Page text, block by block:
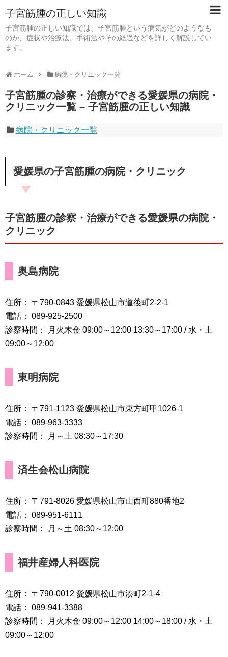
子宮筋腫の正しい知識
子宮筋腫の正しい知識では、子宮筋腫という病気がどのようなも
のか、症状や治療法、手術法やその経過などを詳しく解説してい
ます。
ホーム 病院・クリニック一覧
子宮筋腫の診察・治療ができる愛媛県の病院・
クリニック一覧 – 子宮筋腫の正しい知識
病院・クリニック一覧
愛媛県の子宮筋腫の病院・クリニック
子宮筋腫の診察・治療ができる愛媛県の病院・
クリニック
奥島病院
住所： 〒790-0843 愛媛県松山市道後町2-2-1
電話： 089-925-2500
診察時間： 月火木金 09:00～12:00 13:30～17:00 / 水・土
09:00～12:00
東明病院
住所： 〒791-1123 愛媛県松山市東方町甲1026-1
電話： 089-963-3333
診察時間： 月～土 08:30～17:30
済生会松山病院
住所： 〒791-8026 愛媛県松山市山西町880番地2
電話： 089-951-6111
診察時間： 月～土 08:30～12:00
福井産婦人科医院
住所： 〒790-0012 愛媛県松山市湊町2-1-4
電話： 089-941-3388
診察時間： 月火木金 09:00～12:00 14:00～18:00 / 水・土
09:00～12:00